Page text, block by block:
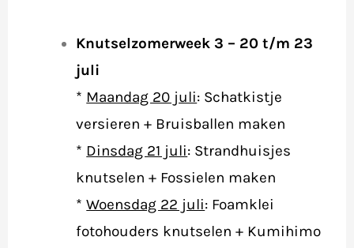
Knutselzomerweek 3 – 20 t/m 23
juli
* Maandag 20 juli: Schatkistje
versieren + Bruisballen maken
* Dinsdag 21 juli: Strandhuisjes
knutselen + Fossielen maken
*Woensdag 22 juli: Foamklei
fotohouders knutselen + Kumihimo